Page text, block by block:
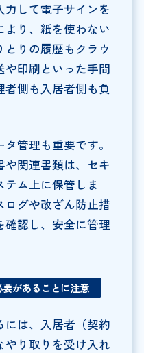
して電子サインを
り、紙を使わない
りの履歴もクラウ
や印刷といった手間
側も入居者側も負
管理も重要です。
関連書類は、セキ
テム上に保管しま
ログや改ざん防止措
認し、安全に管理
があることに注意
は、入居者（契約
り取りを受け入れ